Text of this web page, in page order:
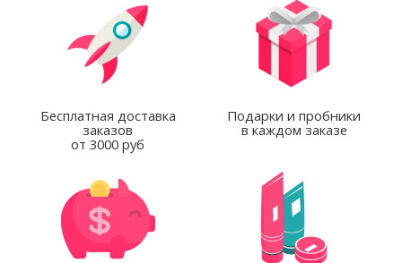
Бесплатная доставка
заказов
от 3000 руб
Подарки и пробники
в каждом заказе